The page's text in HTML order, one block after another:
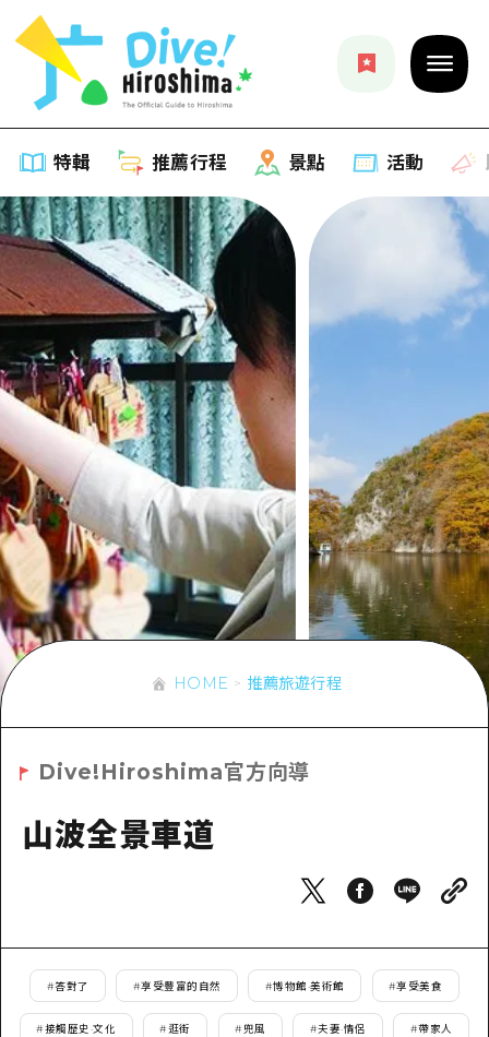
特輯 推薦行程 景點 活動
特輯
列表
推薦
藝術
活動·廟會
美食·酒水
騎自行車
購物
運動
歷史·文化
推薦行程
列表
Dive! Hiroshima 官方向導
廣島隨意旅行
廣島市內
安芸
答對了
美北
藝北
東山口
半天
2晚3天
景點
列表
廣島市內
安芸
答對了
美北
藝北
宮島周邊
東山口
愛媛
島根
活動
即時訊息
有用的信息
列表
行李寄存及運送服務
面向外國遊客的街角旅遊信息中心
志願者指南
HOME
HOME 推薦旅遊行程
Dive!Hiroshima官方向導
山波全景車道
#答對了 #享受豐富的自然 #博物館·美術館 #享受美食
#接觸歷史·文化 #逛街 # 兜風 #夫妻·情侶 #帶家人